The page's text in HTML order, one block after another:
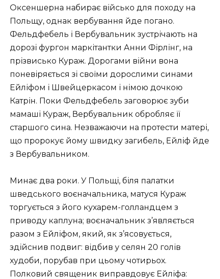
Оксеншерна набирає військо для походу на
Польщу, однак вербування йде погано.
Фельдфебель і Вербувальник зустрічають на
дорозі фургон маркітантки Анни Фірлінг, на
прізвисько Кураж. Дорогами війни вона
поневіряється зі своїми дорослими синами
Ейліфом і Швейцеркасом і німою дочкою
Катрін. Поки Фельдфебель заговорює зуби
мамаші Кураж, Вербувальник обробляє її
старшого сина. Незважаючи на протести матері,
що пророкує йому швидку загибель, Ейліф йде
з Вербувальником.
Минає два роки. У Польщі, біля палатки
шведського воєначальника, матуся Кураж
торгується з його кухарем-голландцем з
приводу каплуна; воєначальник з’являється
разом з Ейліфом, який, як з’ясовується,
здійснив подвиг: відбив у селян 20 голів
худоби, порубав при цьому чотирьох.
Полковий священик виправдовує Ейліфа: